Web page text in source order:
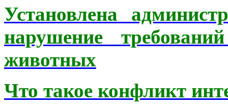
Установлена
нарушение
животных
Что такое конфликт